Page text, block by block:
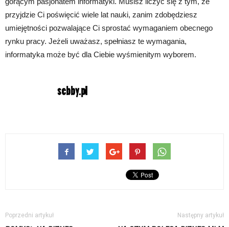
przyjdzie Ci poświęcić wiele lat nauki, zanim zdobędziesz
umiejętności pozwalające Ci sprostać wymaganiem obecnego
rynku pracy. Jeżeli uważasz, spełniasz te wymagania,
informatyka może być dla Ciebie wyśmienitym wyborem.
Poprzedni artykuł Następny artykuł